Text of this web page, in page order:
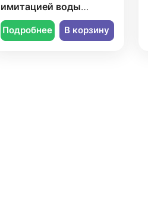
имитацией воды
Encapso (США).
Подробнее В корзину